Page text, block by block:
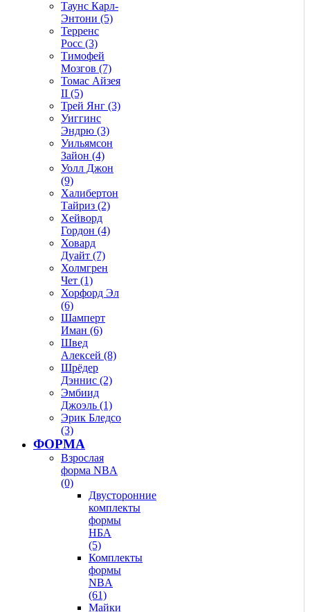
Таунс Карл-
Энтони (5)
Терренс
Росс (3)
Тимофей
Мозгов (7)
Томас Айзея
II (5)
Трей Янг (3)
Уиггинс
Эндрю (3)
Уильямсон
Зайон (4)
Уолл Джон
(9)
Халибертон
Тайриз (2)
Хейворд
Гордон (4)
Ховард
Дуайт (7)
Холмгрен
Чет (1)
Хорфорд Эл
(6)
Шамперт
Иман (6)
Швед
Алексей (8)
Шрёдер
Дэннис (2)
Эмбиид
Джоэль (1)
Эрик Бледсо
(3)
ФОРМА
Взрослая
форма NBA
(0)
Двусторонние
комплекты
формы
НБА
(5)
Комплекты
формы
NBA
(61)
Майки